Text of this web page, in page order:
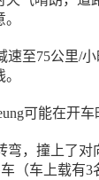
速至75公里/
可能在开车
弯，撞上了
（车上载有3